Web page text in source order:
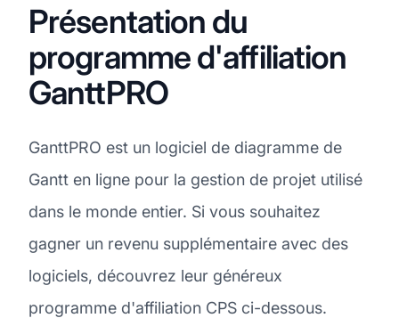
Présentation du
programme d'affiliation
GanttPRO
GanttPRO est un logiciel de diagramme de
Gantt en ligne pour la gestion de projet utilisé
dans le monde entier. Si vous souhaitez
gagner un revenu supplémentaire avec des
logiciels, découvrez leur généreux
programme d'affiliation CPS ci-dessous.